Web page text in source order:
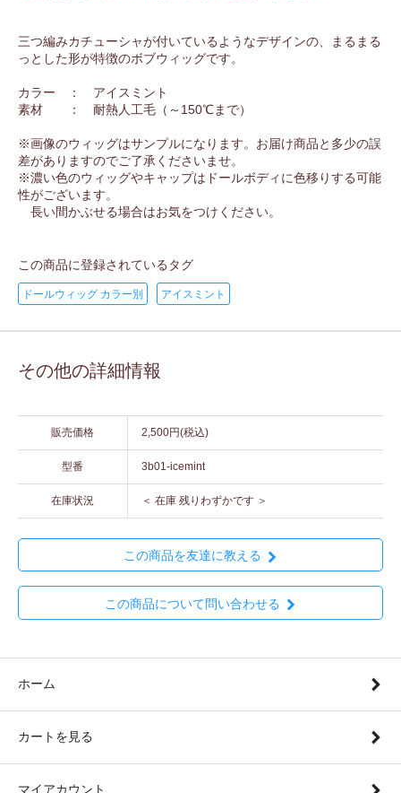
三つ編みカチューシャが付いているようなデザインの、まるまる
っとした形が特徴のボブウィッグです。
カラー ： アイスミント
素材 ： 耐熱人工毛（～150℃まで）
※画像のウィッグはサンプルになります。お届け商品と多少の誤
差がありますのでご了承くださいませ。
※濃い色のウィッグやキャップはドールボディに色移りする可能
性がございます。
長い間かぶせる場合はお気をつけください。
この商品に登録されているタグ
ドールウィッグ カラー別 アイスミント
その他の詳細情報
販売価格 2,500円(税込)
型番 3b01-icemint
在庫状況 ＜ 在庫 残りわずかです ＞
この商品を友達に教える
この商品について問い合わせる
ホーム
カートを見る
マイアカウント